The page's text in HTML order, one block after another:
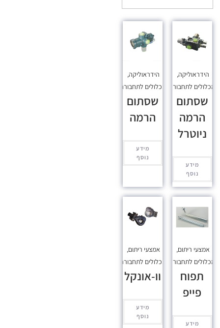
הידראוליקה,
מכלולים לתחבורה
שסתום
הרמה
ניוטרל
מידע
נוסף
הידראוליקה,
מכלולים לתחבורה
שסתום
הרמה
מידע
נוסף
אמצעי ריתום,
מכלולים לתחבורה
תפוח
פייפ
מידע
אמצעי ריתום,
מכלולים לתחבורה
וו-אונקל
מידע
נוסף